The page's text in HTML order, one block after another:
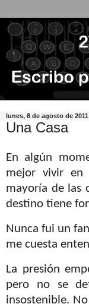
lunes, 8 de agosto de 2011
Una Casa
En algún
mejor vivir en
mayoría de las
destino tiene
Nunca fui un
me cuesta
La presión
pero no se
insostenible.